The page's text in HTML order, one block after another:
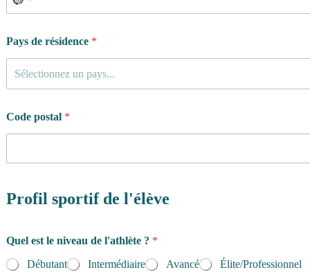
Pays de résidence *
Sélectionnez un pays...
Code postal *
Profil sportif de l'élève
Quel est le niveau de l'athlète ? *
Débutant
Intermédiaire Avancé Élite/Professionnel